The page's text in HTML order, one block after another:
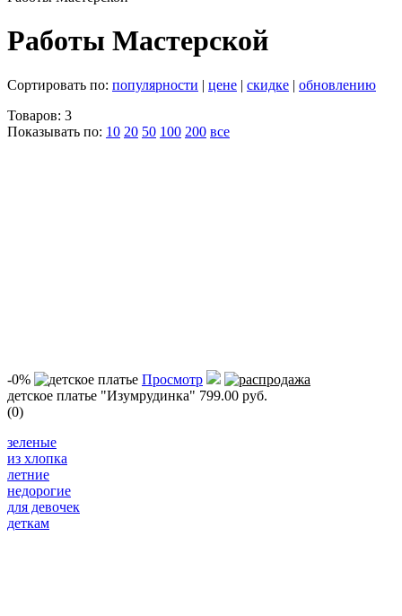
Работы Мастерской
Сортировать по: популярности | цене | скидке | обновлению
Товаров: 3
Показывать по: 10 20 50 100 200 все
-0%
Просмотр
детское платье "Изумрудинка" 799.00 руб.
(0)
зеленые
из хлопка
летние
недорогие
для девочек
деткам